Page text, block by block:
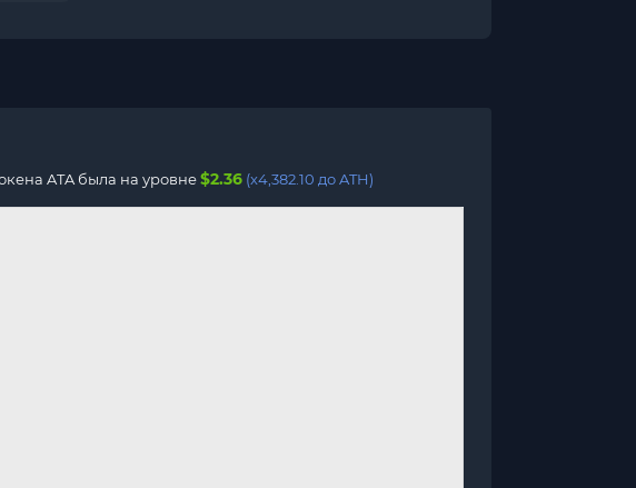
ATA была на уровне$2.36 (x4,382.10 до ATH)